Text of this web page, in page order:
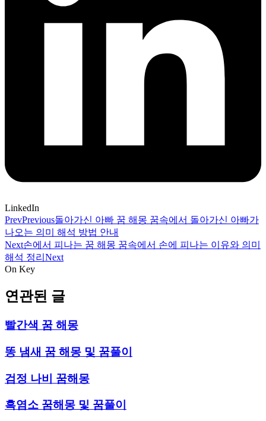
LinkedIn
PrevPrevious돌아가신 아빠 꿈 해몽 꿈속에서 돌아가신 아빠가
나오는 의미 해석 방법 안내
Next손에서 피나는 꿈 해몽 꿈속에서 손에 피나는 이유와 의미
해석 정리 Next
On Key
연관된 글
빨간색 꿈 해몽
똥 냄새 꿈 해몽 및 꿈풀이
검정 나비 꿈해몽
흑염소 꿈해몽 및 꿈풀이